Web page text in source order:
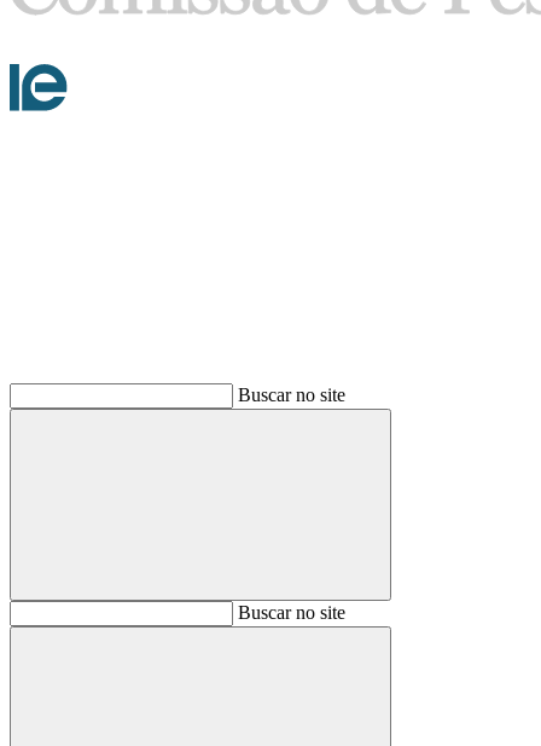
Buscar no site
BuscarBuscar no site